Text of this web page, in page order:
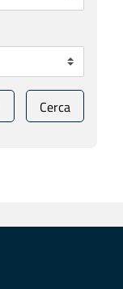
Cerca